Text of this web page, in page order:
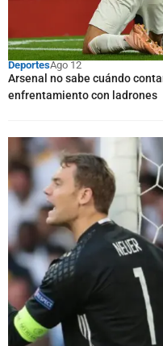
DeportesAgo 12
Arsenal no sabe cuándo
enfrentamiento con ladrones